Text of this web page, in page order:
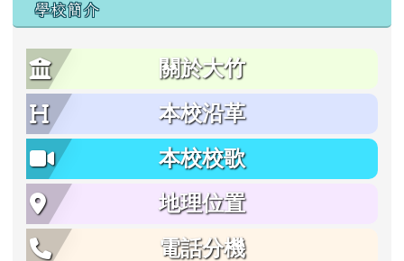
學校簡介
關於大竹
本校沿革
本校校歌
地理位置
電話分機